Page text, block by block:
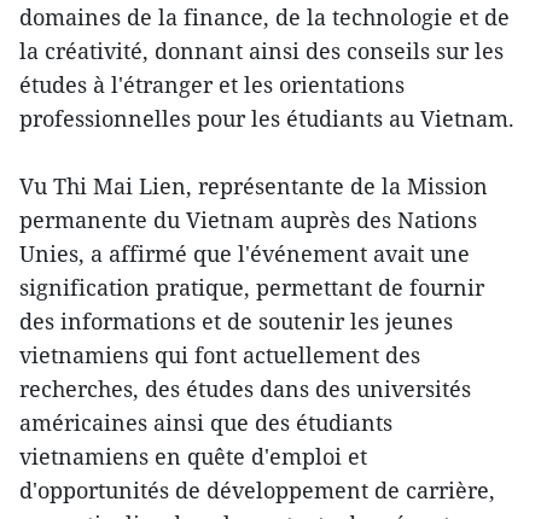
domaines de la finance, de la technologie et de
la créativité, donnant ainsi des conseils sur les
études à l'étranger et les orientations
professionnelles pour les étudiants au Vietnam.
Vu Thi Mai Lien, représentante de la Mission
permanente du Vietnam auprès des Nations
Unies, a affirmé que l'événement avait une
signification pratique, permettant de fournir
des informations et de soutenir les jeunes
vietnamiens qui font actuellement des
recherches, des études dans des universités
américaines ainsi que des étudiants
vietnamiens en quête d'emploi et
d'opportunités de développement de carrière,